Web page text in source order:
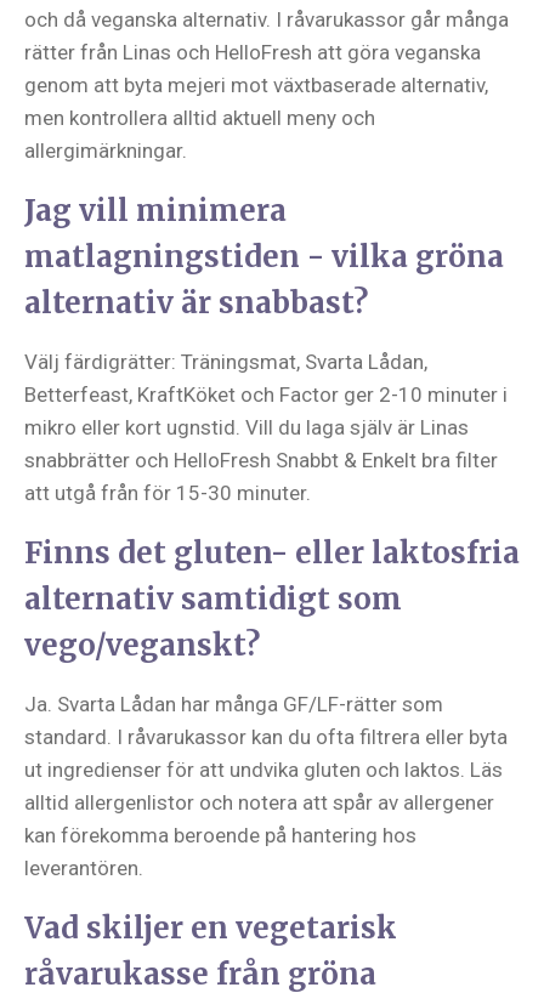
och då veganska alternativ. I råvarukassor går många
rätter från Linas och HelloFresh att göra veganska
genom att byta mejeri mot växtbaserade alternativ,
men kontrollera alltid aktuell meny och
allergimärkningar.
Jag vill minimera
matlagningstiden - vilka gröna
alternativ är snabbast?
Välj färdigrätter: Träningsmat, Svarta Lådan,
Betterfeast, KraftKöket och Factor ger 2-10 minuter i
mikro eller kort ugnstid. Vill du laga själv är Linas
snabbrätter och HelloFresh Snabbt & Enkelt bra filter
att utgå från för 15-30 minuter.
Finns det gluten- eller laktosfria
alternativ samtidigt som
vego/veganskt?
Ja. Svarta Lådan har många GF/LF-rätter som
standard. I råvarukassor kan du ofta filtrera eller byta
ut ingredienser för att undvika gluten och laktos. Läs
alltid allergenlistor och notera att spår av allergener
kan förekomma beroende på hantering hos
leverantören.
Vad skiljer en vegetarisk
råvarukasse från gröna